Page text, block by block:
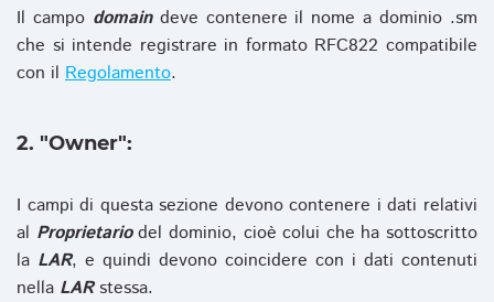
Il campo domaindeve contenere il nome a dominio .sm
che si intende registrare in formato RFC822 compatibile
con il Regolamento.
2. "Owner":
I campi di questa sezione devono contenere i dati relativi
al Proprietariodel dominio, cioè colui che ha sottoscritto
la LAR, e quindi devono coincidere con i dati contenuti
nella LARstessa.